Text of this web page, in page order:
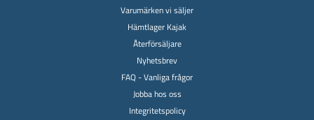
Varumärken vi säljer
Hämtlager Kajak
Återförsäljare
Nyhetsbrev
FAQ - Vanliga frågor
Jobba hos oss
Integritetspolicy